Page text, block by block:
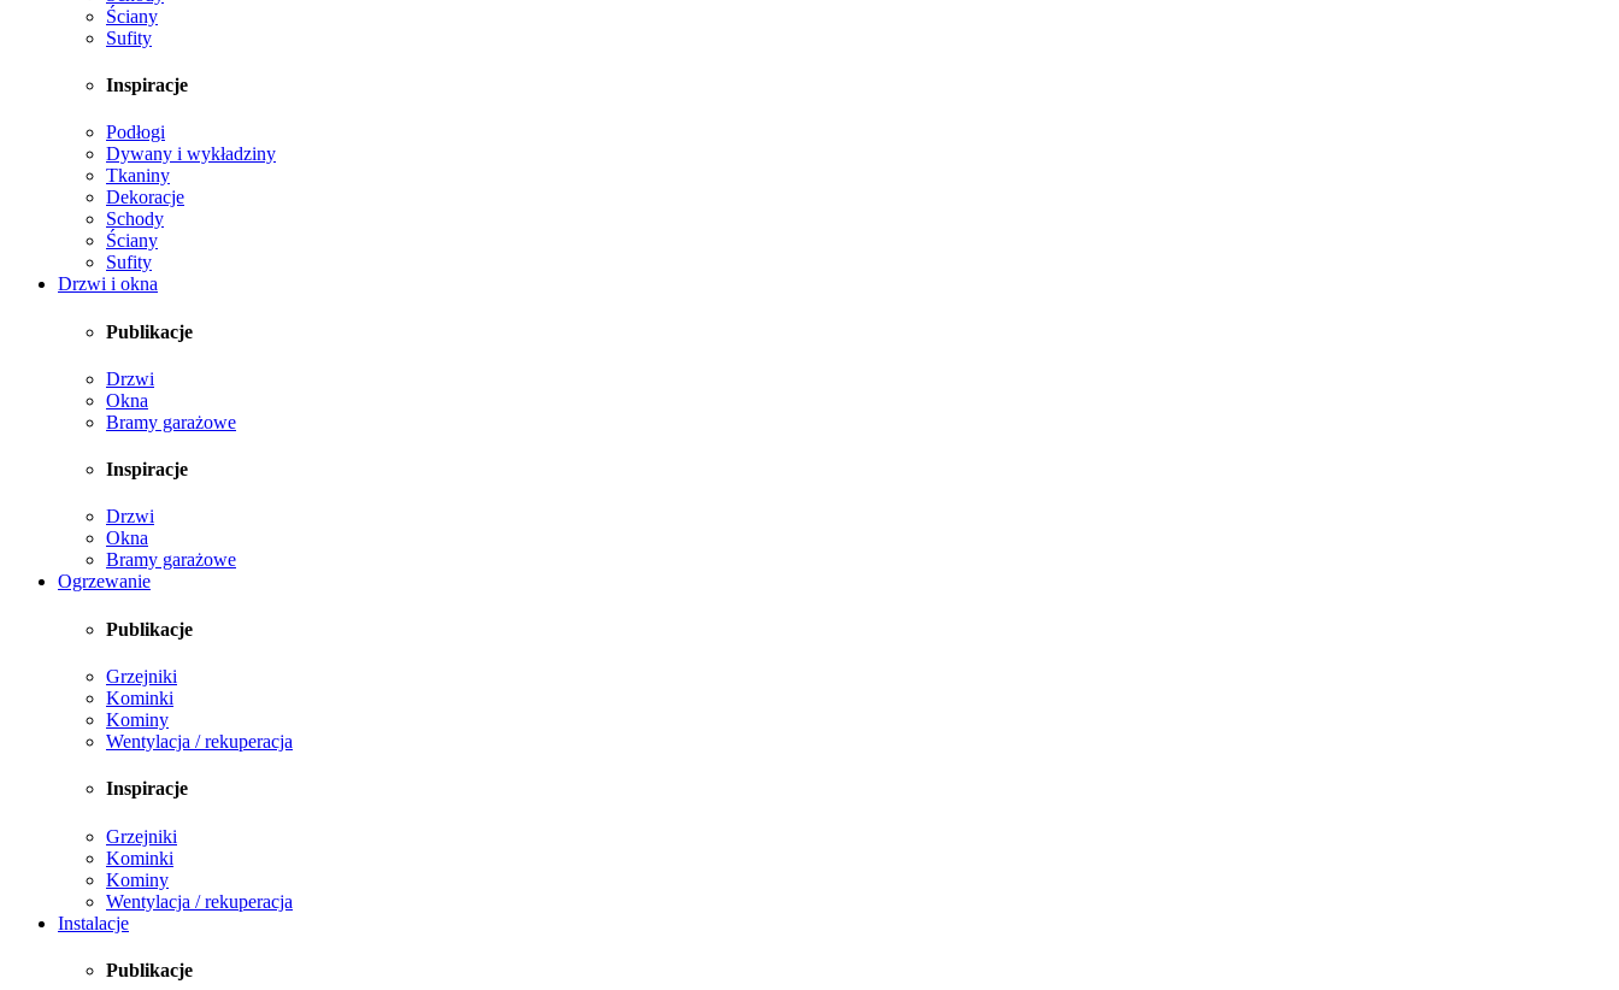
Ściany
Sufity
Inspiracje
Podłogi
Dywany i wykładziny
Tkaniny
Dekoracje
Schody
Ściany
Sufity
Drzwi i okna
Publikacje
Drzwi
Okna
Bramy garażowe
Inspiracje
Drzwi
Okna
Bramy garażowe
Ogrzewanie
Publikacje
Grzejniki
Kominki
Kominy
Wentylacja / rekuperacja
Inspiracje
Grzejniki
Kominki
Kominy
Wentylacja / rekuperacja
Instalacje
Publikacje